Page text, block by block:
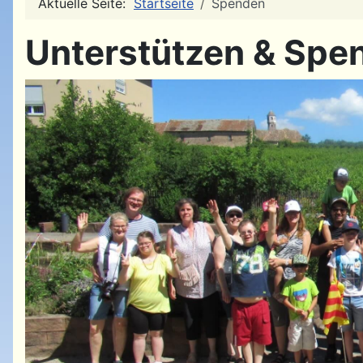
Unterstützen &